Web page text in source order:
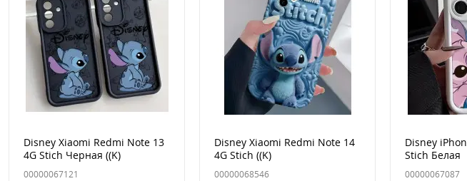
Disney Xiaomi Redmi Note 13
4G Stich Черная ((K)
00000067121
Disney Xiaomi Redmi Note 14
4G Stich ((K)
00000068546
Disney
Stich Белая
00000067087